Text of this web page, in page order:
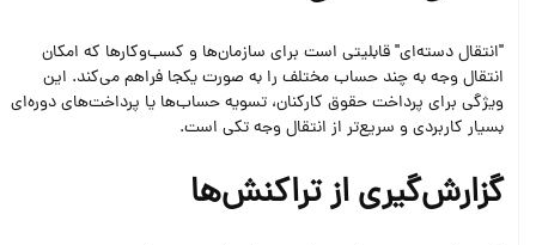
"انتقال دسته‌ای" قابلیتی است برای سازمان‌ها و کسب‌وکارها که امکان
انتقال وجه به چند حساب مختلف را به صورت یکجا فراهم می‌کند. این
ویژگی برای پرداخت حقوق کارکنان، تسویه‌ حساب‌ها یا پرداخت‌های دوره‌ای
بسیار کاربردی و سریع‌تر از انتقال وجه تکی است.
گزارش‌گیری از تراکنش‌ها